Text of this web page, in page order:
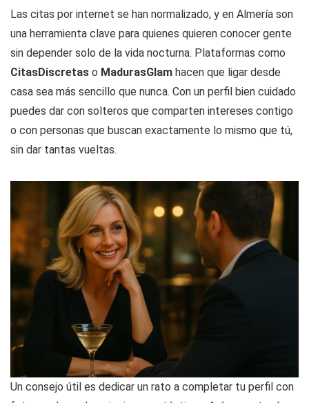
Las citas por internet se han normalizado, y en Almería son
una herramienta clave para quienes quieren conocer gente
sin depender solo de la vida nocturna. Plataformas como
CitasDiscretas o MadurasGlam hacen que ligar desde
casa sea más sencillo que nunca. Con un perfil bien cuidado
puedes dar con solteros que comparten intereses contigo
o con personas que buscan exactamente lo mismo que tú,
sin dar tantas vueltas.
Un consejo útil es dedicar un rato a completar tu perfil con